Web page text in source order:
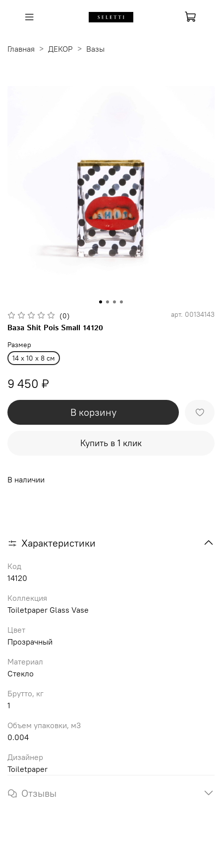
Главная ДЕКОР Вазы
(0) арт. 00134143
Ваза Shit Pois Small 14120
Размер
14 x 10 x 8 см
9 450 ₽
В корзину
Купить в 1 клик
В наличии
Характеристики
Код
14120
Коллекция
Toiletpaper Glass Vase
Цвет
Прозрачный
Материал
Стекло
Брутто, кг
1
Объем упаковки, м3
0.004
Дизайнер
Toiletpaper
Отзывы